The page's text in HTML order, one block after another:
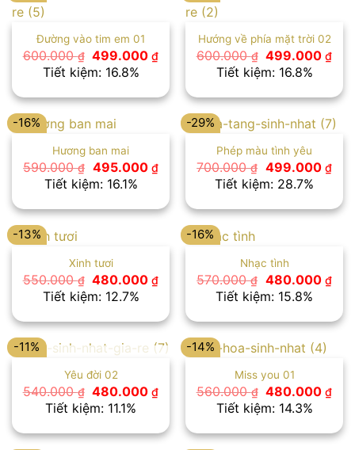
Đường vào tim em 01
600.000₫ Giá
gốc
là:
499.000₫Giá
là:
499.000 ₫.
Tiết kiệm: 16.8%
Hướng về phía mặt trời 02
600.000₫ Giá
gốc
là:
499.000₫Giá
là:
Tiết kiệm: 16.8%
-16%
Hương ban mai
590.000₫ Giá
gốc
là:
495.000 ₫Giá
hiện
là:
495.000 ₫.
Tiết kiệm: 16.1%
-29%
Phép màu tình yêu
700.000₫ Giá
gốc
là:
499.000 ₫Giá
hiện
là:
Tiết kiệm: 28.7%
-13%
Xinh tươi
550.000₫ Giá
gốc
là:
480.000₫Giá
là:
480.000 ₫.
Tiết kiệm: 12.7%
-16%
Nhạc tình
570.000₫ Giá
gốc
là:
480.000 ₫Giá
hiện
là:
Tiết kiệm: 15.8%
-11%
HẾT HÀNG
Yêu đời 02
540.000₫ Giá
gốc
là:
480.000₫Giá
là:
480.000 ₫.
Tiết kiệm: 11.1%
-14%
Miss you 01
560.000₫ Giá
gốc
là:
480.000₫Giá
là:
Tiết kiệm: 14.3%